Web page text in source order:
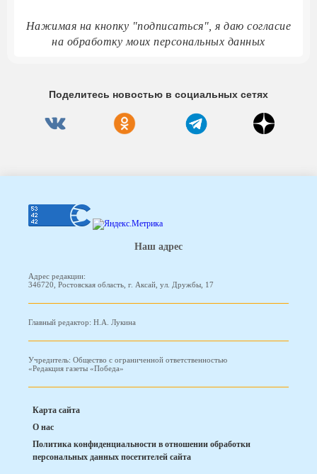
Нажимая на кнопку "подписаться", я даю согласие
на обработку моих персональных данных
Поделитесь новостью в социальных сетях
Наш адрес
Адрес редакции:
346720, Ростовская область, г. Аксай, ул. Дружбы, 17
Главный редактор: Н.А. Лукина
Учредитель: Общество с ограниченной ответственностью
«Редакция газеты «Победа»
Карта сайта
О нас
Политика конфиденциальности в отношении обработки
персональных данных посетителей сайта